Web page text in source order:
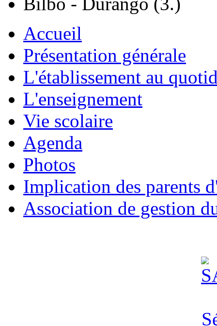
Accueil
Présentation générale
L'établissement au
L'enseignement
Vie scolaire
Agenda
Photos
Implication des parents
Association de gestion